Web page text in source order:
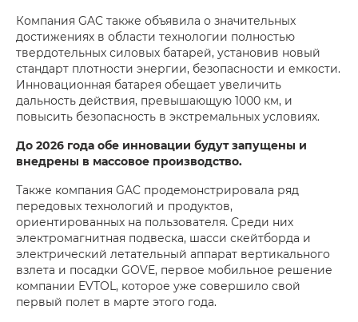
Компания GAC также объявила о значительных
достижениях в области технологии полностью
твердотельных силовых батарей, установив новый
стандарт плотности энергии, безопасности и емкости.
Инновационная батарея обещает увеличить
дальность действия, превышающую 1000 км, и
повысить безопасность в экстремальных условиях.
До 2026 года обе инновации будут запущены и
внедрены в массовое производство.
Также компания GAC продемонстрировала ряд
передовых технологий и продуктов,
ориентированных на пользователя. Среди них
электромагнитная подвеска, шасси скейтборда и
электрический летательный аппарат вертикального
взлета и посадки GOVE, первое мобильное решение
компании EVTOL, которое уже совершило свой
первый полет в марте этого года.